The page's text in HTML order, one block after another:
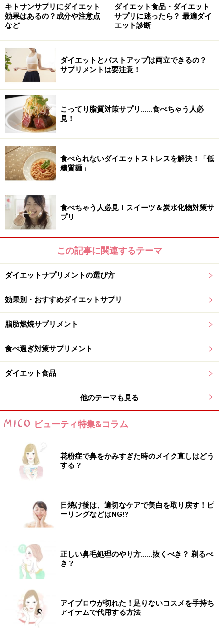
※記事内容は執筆時点のものです。最新の内容をご確認くださ
い。
※ダイエットは個人の体質、また、誤った方法による実践に起因
自身の体質及び健康状態を十分に考慮したうえで、正しい方法で
おこなってください。また、全ての方への有効性を保証するもの
ではありません。
キトサンサプリにダイエット
効果はあるの？成分や注意点
など
ダイエット食品・ダイエット
サプリに迷ったら？ 最適ダイ
エット診断
ダイエットとバストアップは両立できるの？
サプリメントは要注意！
こってり脂質対策サプリ……食べちゃう人必
見！
食べられないダイエットストレスを解決！「低
糖質麺」
食べちゃう人必見！スイーツ＆炭水化物対策サ
プリ
この記事に関連するテーマ
ダイエットサプリメントの選び方
効果別・おすすめダイエットサプリ
脂肪燃焼サプリメント
食べ過ぎ対策サプリメント
ダイエット食品
他のテーマも見る
ビューティ特集&コラム
花粉症で鼻をかみすぎた時のメイク直しはどう
する？
日焼け後は、適切なケアで美白を取り戻す！ピ
ーリングなどはNG!?
正しい鼻毛処理のやり方……抜くべき？ 剃るべ
き？
アイブロウが切れた！足りないコスメを手持ち
アイテムで代用する方法